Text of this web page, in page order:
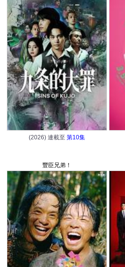
(2026) 連載至 第10集
豐臣兄弟！